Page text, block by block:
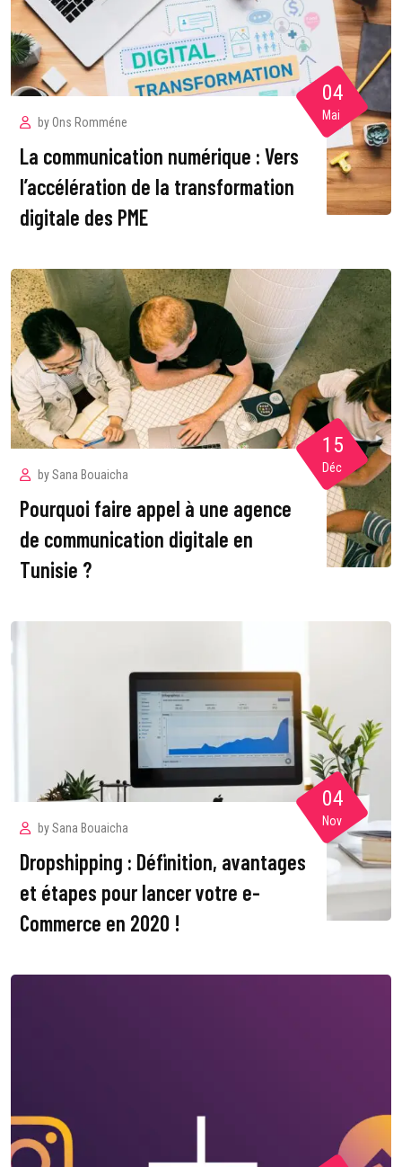
byOns Romméne
La communication numérique : Vers
l’accélération de la transformation
digitale des PME
04
Mai
bySana Bouaicha
Pourquoi faire appel à une agence
de communication digitale en
Tunisie ?
15
Déc
bySana Bouaicha
Dropshipping : Définition, avantages
et étapes pour lancer votre e-
Commerce en 2020 !
04
Nov